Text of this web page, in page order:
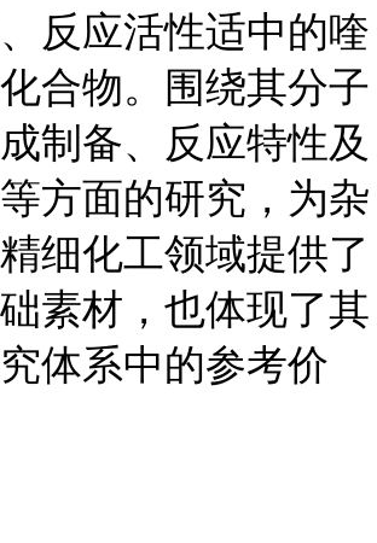
反应活性适中的喹
合物。围绕其分子
制备、反应特性及
方面的研究，为杂
细化工领域提供了
素材，也体现了其
体系中的参考价